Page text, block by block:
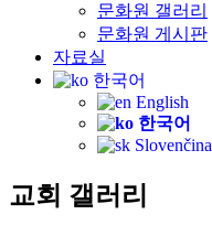
문화원 갤러리
문화원 게시판
자료실
한국어
English
한국어
Slovenčina
교회 갤러리